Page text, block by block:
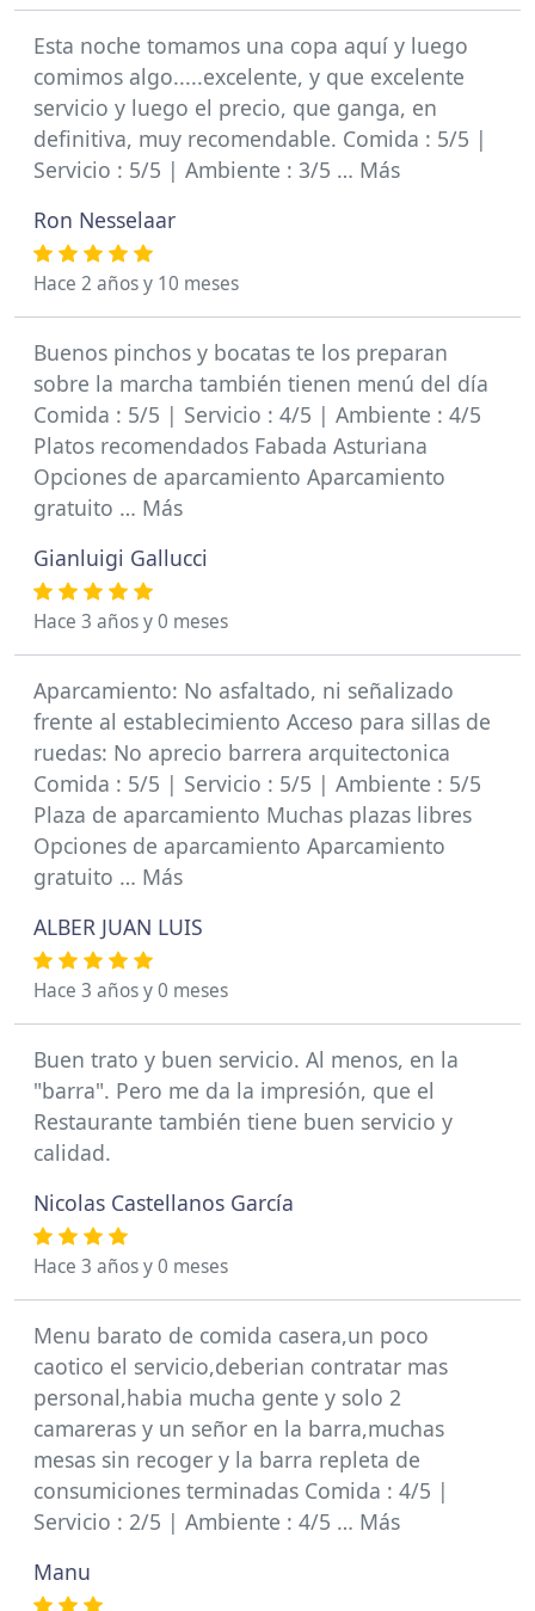
Esta noche tomamos una copa aquí y luego
comimos algo.....excelente, y que excelente
servicio y luego el precio, que ganga, en
definitiva, muy recomendable. Comida : 5/5 |
Servicio : 5/5 | Ambiente : 3/5 … Más
Ron Nesselaar
Hace 2 años y 10 meses
Buenos pinchos y bocatas te los preparan
sobre la marcha también tienen menú del día
Comida : 5/5 | Servicio : 4/5 | Ambiente : 4/5
Platos recomendados Fabada Asturiana
Opciones de aparcamiento Aparcamiento
gratuito … Más
Gianluigi Gallucci
Hace 3 años y 0 meses
Aparcamiento: No asfaltado, ni señalizado
frente al establecimiento Acceso para sillas de
ruedas: No aprecio barrera arquitectonica
Comida : 5/5 | Servicio : 5/5 | Ambiente : 5/5
Plaza de aparcamiento Muchas plazas libres
Opciones de aparcamiento Aparcamiento
gratuito … Más
ALBER JUAN LUIS
Hace 3 años y 0 meses
Buen trato y buen servicio. Al menos, en la
"barra". Pero me da la impresión, que el
Restaurante también tiene buen servicio y
calidad.
Nicolas Castellanos García
Hace 3 años y 0 meses
Menu barato de comida casera,un poco
caotico el servicio,deberian contratar mas
personal,habia mucha gente y solo 2
camareras y un señor en la barra,muchas
mesas sin recoger y la barra repleta de
consumiciones terminadas Comida : 4/5 |
Servicio : 2/5 | Ambiente : 4/5 … Más
Manu